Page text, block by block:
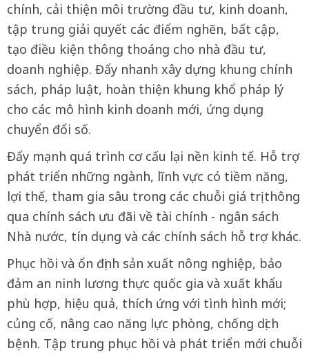
chính, cải thiện môi trường đầu tư, kinh doanh,
tập trung giải quyết các điểm nghẽn, bất cập,
tạo điều kiện thông thoáng cho nhà đầu tư,
doanh nghiệp. Đẩy nhanh xây dựng khung chính
sách, pháp luật, hoàn thiện khung khổ pháp lý
cho các mô hình kinh doanh mới, ứng dụng
chuyển đổi số.
Đẩy mạnh quá trình cơ cấu lại nền kinh tế. Hỗ trợ
phát triển những ngành, lĩnh vực có tiềm năng,
lợi thế, tham gia sâu trong các chuỗi giá trị thông
qua chính sách ưu đãi về tài chính - ngân sách
Nhà nước, tín dụng và các chính sách hỗ trợ khác.
Phục hồi và ổn định sản xuất nông nghiệp, bảo
đảm an ninh lương thực quốc gia và xuất khẩu
phù hợp, hiệu quả, thích ứng với tình hình mới;
củng cố, nâng cao năng lực phòng, chống dịch
bệnh. Tập trung phục hồi và phát triển mới chuỗi